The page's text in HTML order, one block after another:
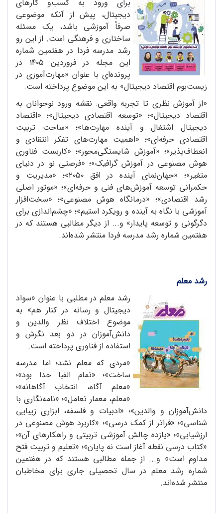
برای ورود به کسب‌و کارهای
دیجیتال، پیش از آنکه موضوعی
صرفاً آموزشی باشد، یک مسئله
ساختاری و فرهنگی است. از این رو
رشد مدرسه فردا در هفتمین شماره
این مجله در فروردین ۱۴۰۵ در
پرونده‌ای با عنوان «مهارت‌آموزی در
زیست‌بوم اقتصاد دیجیتال» به این موضوع پرداخته است.
«از آموزش نظری تا تجربه واقعی: نقشه ورود نوجوانان به
اقتصاد دیجیتال»؛ «توسعه اقتصادی دیجیتال»؛ «اقتصاد
دیجیتال اشتغال و آینده مهارت‌ها»؛ «ساحت تربیت
اقتصادی حرفه‌ای»؛ «اهمیت مهارت‌های تفکر انتقادی و
انعطاف‌پذیر»؛ «آموزش شایستگی‌محور»؛ «کاربست فناوری
هوش مصنوعی در آموزش گرافیک»؛ «فرصتی نو در دنیای
متغیر»؛ «جهان‌نمای آینده در افق ۲۰۵۰»؛ «مدیریت و
حکمرانی توسعه آموزش‌های فنی و حرفه‌ای»؛ «موتور اصلی
رشد اقتصادی»؛ «درمانگاه هوش مصنوعی»؛ «سخت‌افزار
آموزشی با نگاه به آینده و رویکرد استیم»؛ «چشم‌اندازی برای
دگرگونی و توسعه پایدار» و... از دیگر مطالبی هستند که در
هفتمین شماره رشد مدرسه فردا منتشر شده‌اند.
رشد معلم
رشد معلم در مطلبی با عنوان «سواد
دیجیتال و رسانه در کنار هم» به
موضوع اختلاف نظر والدین و
دانش‌آموزان در دو بعد نگرش و
استفاده از فناوری پرداخته است.
«مردی که معلم نشد؛ اما مدرسه
ساخت»؛ «تمام الفبا خدا بود»؛
«معلم آگاه، انتخاب آگاهانه»؛
«معلم، معمار تعامل»؛ «نامه‌نگاری با
دانش‌آموزان و والدین»؛ «ادبیات و فلسفه، ابزاری زیبایی
شناسی»؛ «فراتر از کمک درسی»؛ «کاربرد هوش مصنوعی در
ارزشیابی»؛ «یازده چالش آموزشی تربیتی و راهکارهای آن»؛
«کتاب درسی نقطه آغاز است نه پایان»؛ «تعلیم و تربیت فتح
مداوم است» و... از جمله مطالبی هستند که در هفتمین
شماره رشد معلم در سال تحصیلی جاری برای مخاطبان
منتشر شده‌اند.